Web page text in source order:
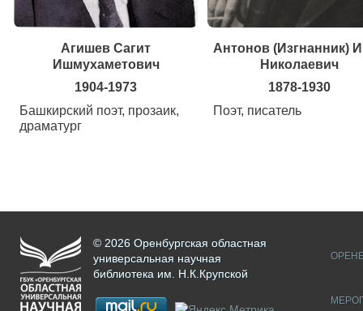
Агишев Сагит
Ишмухаметович
1904-1973
Башкирский поэт, прозаик,
драматург
Антонов (Изгнанник)
Николаевич
1878-1930
Поэт, писатель
© 2026 Оренбургская областная
универсальная научная
библиотека им. Н.К.Крупской